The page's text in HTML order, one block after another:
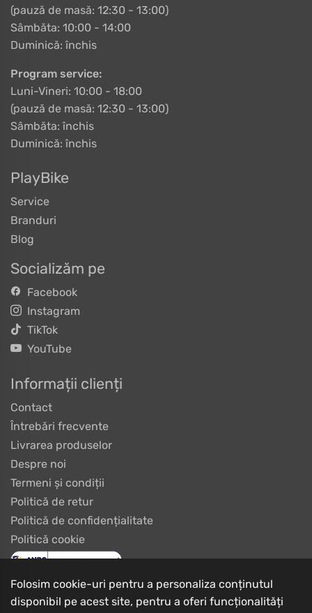
(pauză de masă: 12:30 - 13:00)
Sâmbăta: 10:00 - 14:00
Duminică: închis
Program service:
Luni-Vineri: 10:00 - 18:00
(pauză de masă: 12:30 - 13:00)
Sâmbăta: închis
Duminică: închis
PlayBike
Service
Branduri
Blog
Socializăm pe
Facebook
Instagram
TikTok
YouTube
Informații clienți
Contact
Întrebări frecvente
Livrarea produselor
Despre noi
Termeni și condiții
Politică de retur
Politică de confidențialitate
Politică cookie
Folosim cookie-uri pentru a personaliza conținutul
disponibil pe acest site, pentru a oferi funcționalități